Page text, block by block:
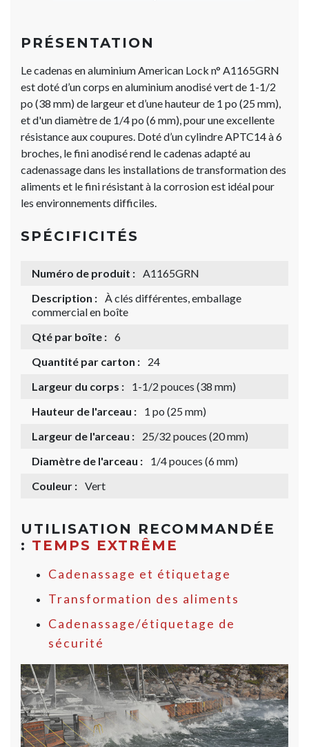
PRÉSENTATION
Le cadenas en aluminium American Lock n° A1165GRN
est doté d’un corps en aluminium anodisé vert de 1-1/2
po (38 mm) de largeur et d’une hauteur de 1 po (25 mm),
et d'un diamètre de 1/4 po (6 mm), pour une excellente
résistance aux coupures. Doté d’un cylindre APTC14 à 6
broches, le fini anodisé rend le cadenas adapté au
cadenassage dans les installations de transformation des
aliments et le fini résistant à la corrosion est idéal pour
les environnements difficiles.
SPÉCIFICITÉS
Numéro de produit : A1165GRN
Description : À clés différentes, emballage
commercial en boîte
Qté par boîte : 6
Quantité par carton :
24
Largeur du corps :
1-1/2 pouces (38 mm)
Hauteur de l'arceau :
1 po (25 mm)
Largeur de l'arceau :
25/32 pouces (20 mm)
Diamètre de l'arceau :
1/4 pouces (6 mm)
Couleur : Vert
UTILISATION RECOMMANDÉE
: TEMPS EXTRÊME
Cadenassage et étiquetage
Transformation des aliments
Cadenassage/étiquetage de
sécurité